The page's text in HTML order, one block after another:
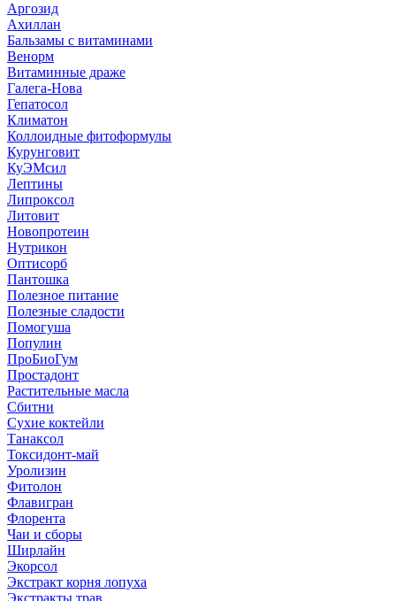
Аргозид
Ахиллан
Бальзамы с витаминами
Венорм
Витаминные драже
Галега-Нова
Гепатосол
Климатон
Коллоидные фитоформулы
Курунговит
КуЭМсил
Лептины
Липроксол
Литовит
Новопротеин
Нутрикон
Оптисорб
Пантошка
Полезное питание
Полезные сладости
Помогуша
Популин
ПроБиоГум
Простадонт
Растительные масла
Сбитни
Сухие коктейли
Танаксол
Токсидонт-май
Уролизин
Фитолон
Флавигран
Флорента
Чаи и сборы
Ширлайн
Экорсол
Экстракт корня лопуха
Экстракты трав